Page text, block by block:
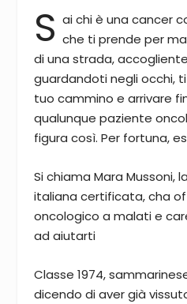
S ai chi è una cancer
che ti prende per
di una strada,
guardandoti negli occhi,
tuo cammino e arrivare
qualunque paziente
figura così. Per fortuna,
Si chiama Mara Mussoni,
italiana certificata, cha
oncologico a malati e
ad aiutarti
Classe 1974,
dicendo di aver già